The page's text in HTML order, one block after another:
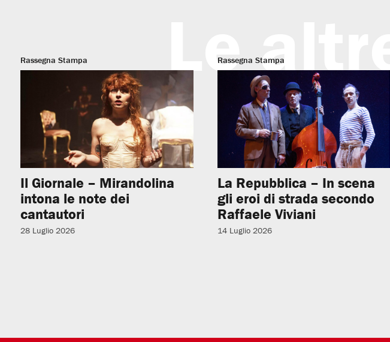
Le
Rassegna Stampa
Il Giornale – Mirandolina
intona le note dei
cantautori
28 Luglio 2026
Rassegna Stampa
La Repubblica – In scena
gli eroi di strada secondo
Raffaele Viviani
14 Luglio 2026